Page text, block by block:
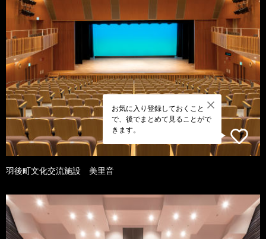
お気に入り登録しておくこと
で、後でまとめて見ることがで
きます。
羽後町文化交流施設 美里音